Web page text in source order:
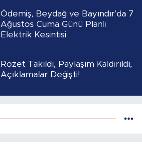
Ödemiş, Beydağ ve Bayındır’da 7
Ağustos Cuma Günü Planlı
Elektrik Kesintisi
Rozet Takıldı, Paylaşım Kaldırıldı,
Açıklamalar Değişti!